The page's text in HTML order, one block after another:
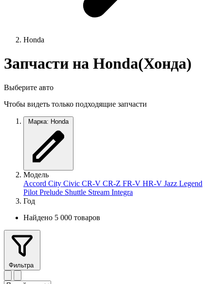
Honda
Запчасти на Honda(Хонда)
Выберите авто
Чтобы видеть только подходящие запчасти
Марка: Honda
Модель
Accord City Civic CR-V CR-Z FR-V HR-V Jazz Legend
Pilot Prelude Shuttle Stream Integra
Год
Найдено 5 000 товаров
Фильтра